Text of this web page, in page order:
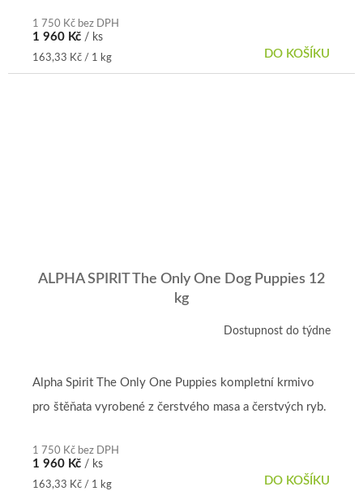
1 750 Kč bez DPH
1 960 Kč / ks
Měrná
cena:
163,33 Kč / 1 kg DO KOŠÍKU
ALPHA SPIRIT The Only One Dog Puppies 12
kg
Dostupnost do týdne
1 750 Kč bez DPH
1 960 Kč / ks
Měrná
163,33 Kč / 1 kg DO KOŠÍKU
Alpha Spirit The Only One Puppies kompletní krmivo
pro štěňata vyrobené z čerstvého masa a čerstvých ryb.